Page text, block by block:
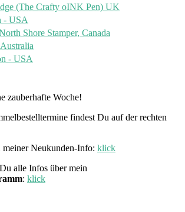
(The Crafty oINK Pen) UK
- USA
Shore Stamper, Canada
- USA
zauberhafte Woche!
findest Du auf der rechten
Neukunden-Info: klick
alle Infos über mein
: klick